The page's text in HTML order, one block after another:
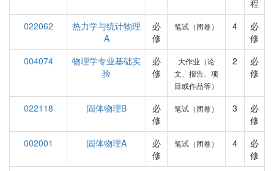
程
022062
热力学与统计物理
A
必
修
笔试（闭卷） 4
必
修
004074
物理学专业基础实
验
必
修
大作业（论
文、报告、项
目或作品等）
2
必
修
022118 固体物理B
必
修
笔试（闭卷） 3
必
修
002001
固体物理A
必
修
笔试（闭卷） 4
必
修